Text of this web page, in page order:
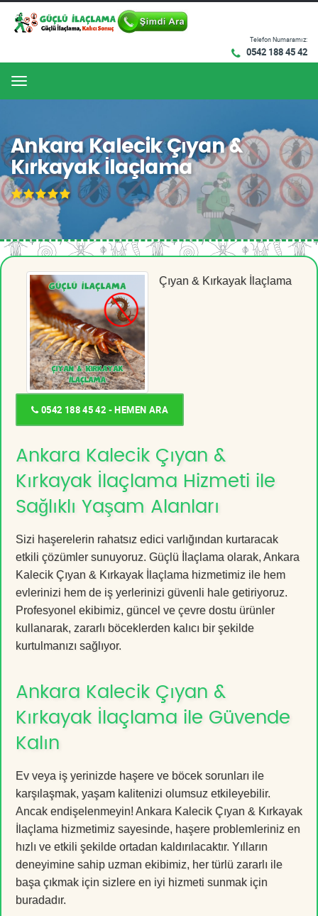
Telefon Numaramız:
0542 188 45 42
Menu
Ankara Kalecik Çıyan &
Kırkayak İlaçlama
Çıyan & Kırkayak İlaçlama
0542 188 45 42 - HEMEN ARA
Ankara Kalecik Çıyan &
Kırkayak İlaçlama Hizmeti ile
Sağlıklı Yaşam Alanları
Sizi haşerelerin rahatsız edici varlığından kurtaracak
etkili çözümler sunuyoruz. Güçlü İlaçlama olarak, Ankara
Kalecik Çıyan & Kırkayak İlaçlama hizmetimiz ile hem
evlerinizi hem de iş yerlerinizi güvenli hale getiriyoruz.
Profesyonel ekibimiz, güncel ve çevre dostu ürünler
kullanarak, zararlı böceklerden kalıcı bir şekilde
kurtulmanızı sağlıyor.
Ankara Kalecik Çıyan &
Kırkayak İlaçlama ile Güvende
Kalın
Ev veya iş yerinizde haşere ve böcek sorunları ile
karşılaşmak, yaşam kalitenizi olumsuz etkileyebilir.
Ancak endişelenmeyin! Ankara Kalecik Çıyan & Kırkayak
İlaçlama hizmetimiz sayesinde, haşere problemleriniz en
hızlı ve etkili şekilde ortadan kaldırılacaktır. Yılların
deneyimine sahip uzman ekibimiz, her türlü zararlı ile
başa çıkmak için sizlere en iyi hizmeti sunmak için
buradadır.